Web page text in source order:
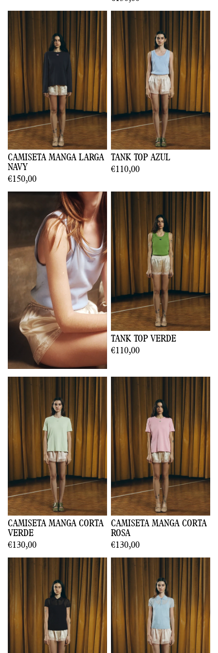
CAMISETA MANGA LARGA
NAVY
€150,00
TANK TOP AZUL
€110,00
TANK TOP VERDE
€110,00
CAMISETA MANGA CORTA
VERDE
€130,00
CAMISETA MANGA CORTA
ROSA
€130,00